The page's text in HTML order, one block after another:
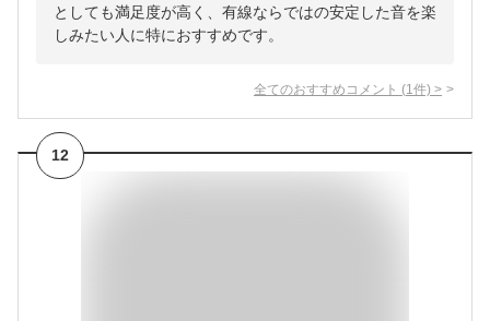
としても満足度が高く、有線ならではの安定した音を楽
しみたい人に特におすすめです。
全てのおすすめコメント (1 件) >
12